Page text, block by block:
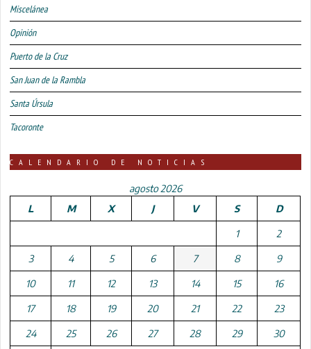
Miscelánea
Opinión
Puerto de la Cruz
San Juan de la Rambla
Santa Úrsula
Tacoronte
CALENDARIO DE NOTICIAS
agosto 2026
L
M X J V S D
1 2
3 4 5 6 7 8 9
10 11 12 13 14 15 16
17 18 19 20 21 22 23
24 25 26 27 28 29 30